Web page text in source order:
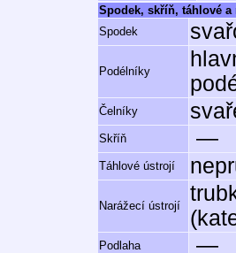
Spodek, skříň, táhlové
Spodek
Podélníky
Čelníky
Skříň —
Táhlové ústrojí
Narážecí ústrojí
Podlaha —